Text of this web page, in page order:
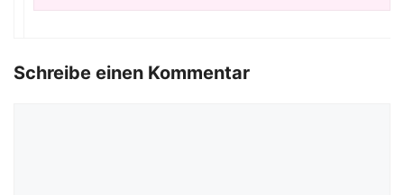
Schreibe einen Kommentar